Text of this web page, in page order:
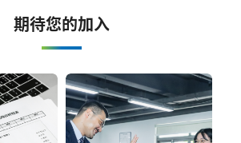
期待您的加入